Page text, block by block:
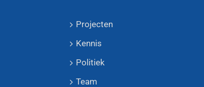
Projecten
Kennis
Politiek
Team